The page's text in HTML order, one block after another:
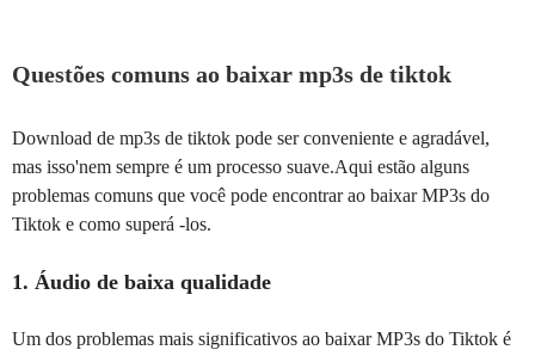
Questões comuns ao baixar mp3s de tiktok
Download de mp3s de tiktok pode ser conveniente e agradável,
mas isso'nem sempre é um processo suave.Aqui estão alguns
problemas comuns que você pode encontrar ao baixar MP3s do
Tiktok e como superá -los.
1. Áudio de baixa qualidade
Um dos problemas mais significativos ao baixar MP3s do Tiktok é